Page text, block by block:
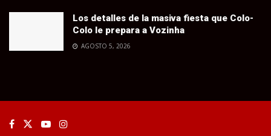
Los detalles de la masiva fiesta que Colo-
Colo le prepara a Vozinha
AGOSTO 5, 2026